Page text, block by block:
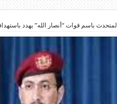
المتحدث باسم قوات “أنصار الله” يهدد